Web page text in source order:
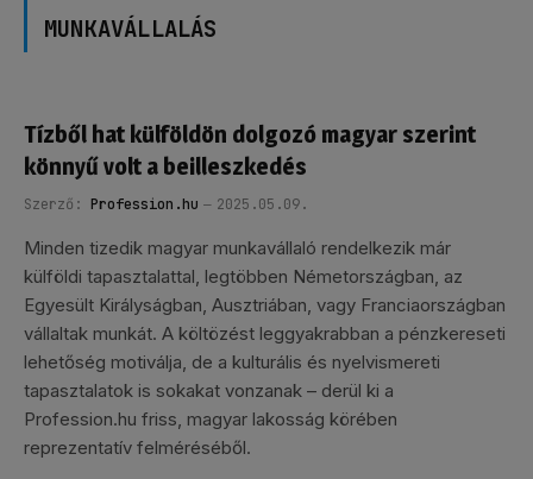
MUNKAVÁLLALÁS
Tízből hat külföldön dolgozó magyar szerint
könnyű volt a beilleszkedés
Szerző: Profession.hu 2025.05.09.
Minden tizedik magyar munkavállaló rendelkezik már
külföldi tapasztalattal, legtöbben Németországban, az
Egyesült Királyságban, Ausztriában, vagy Franciaországban
vállaltak munkát. A költözést leggyakrabban a pénzkereseti
lehetőség motiválja, de a kulturális és nyelvismereti
tapasztalatok is sokakat vonzanak – derül ki a
Profession.hu friss, magyar lakosság körében
reprezentatív felméréséből.